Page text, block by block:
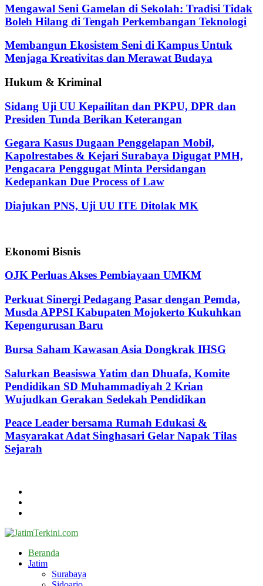
Mengawal Seni Gamelan di Sekolah: Tradisi Tidak
Boleh Hilang di Tengah Perkembangan Teknologi
Membangun Ekosistem Seni di Kampus Untuk
Menjaga Kreativitas dan Merawat Budaya
Hukum & Kriminal
Sidang Uji UU Kepailitan dan PKPU, DPR dan
Presiden Tunda Berikan Keterangan
Gegara Kasus Dugaan Penggelapan Mobil,
Kapolrestabes & Kejari Surabaya Digugat PMH,
Pengacara Penggugat Minta Persidangan
Kedepankan Due Process of Law
Diajukan PNS, Uji UU ITE Ditolak MK
Ekonomi Bisnis
OJK Perluas Akses Pembiayaan UMKM
Perkuat Sinergi Pedagang Pasar dengan Pemda,
Musda APPSI Kabupaten Mojokerto Kukuhkan
Kepengurusan Baru
Bursa Saham Kawasan Asia Dongkrak IHSG
Salurkan Beasiswa Yatim dan Dhuafa, Komite
Pendidikan SD Muhammadiyah 2 Krian
Wujudkan Gerakan Sedekah Pendidikan
Peace Leader bersama Rumah Edukasi &
Masyarakat Adat Singhasari Gelar Napak Tilas
Sejarah
Beranda
Jatim
Surabaya